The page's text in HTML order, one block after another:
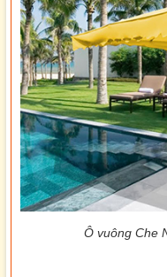
Ô vuông Che